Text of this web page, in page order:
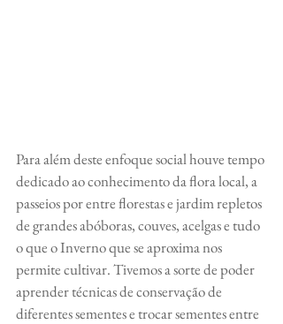
Para além deste enfoque social houve tempo
dedicado ao conhecimento da flora local, a
passeios por entre florestas e jardim repletos
de grandes abóboras, couves, acelgas e tudo
o que o Inverno que se aproxima nos
permite cultivar. Tivemos a sorte de poder
aprender técnicas de conservação de
diferentes sementes e trocar sementes entre